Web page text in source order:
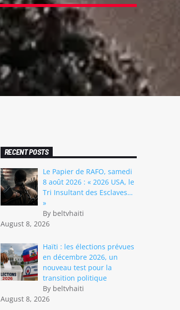
RECENT POSTS
Le Papier de RAFO, samedi
8 août 2026 : « 2026 USA, le
Tri Insultant des Esclaves…
»
By beltvhaiti
August 8, 2026
Haïti : les élections prévues
en décembre 2026, un
nouveau test pour la
transition politique
By beltvhaiti
August 8, 2026